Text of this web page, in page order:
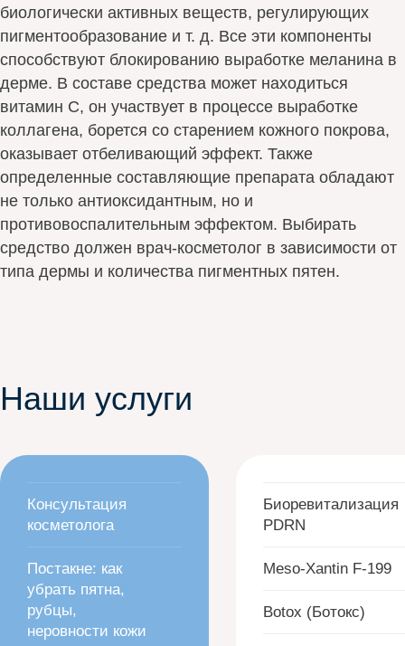
биологически активных веществ, регулирующих
пигментообразование и т. д. Все эти компоненты
способствуют блокированию выработке меланина в
дерме. В составе средства может находиться
витамин С, он участвует в процессе выработке
коллагена, борется со старением кожного покрова,
оказывает отбеливающий эффект. Также
определенные составляющие препарата обладают
не только антиоксидантным, но и
противовоспалительным эффектом. Выбирать
средство должен врач-косметолог в зависимости от
типа дермы и количества пигментных пятен.
Наши услуги
Консультация
косметолога
Постакне: как
убрать пятна,
рубцы,
неровности кожи
Биоревитализация
PDRN
Meso-Xantin F-199
Botox (Ботокс)